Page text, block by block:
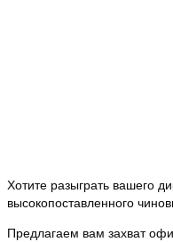
Хотите разыграть вашего
высокопоставленного
Предлагаем вам захват